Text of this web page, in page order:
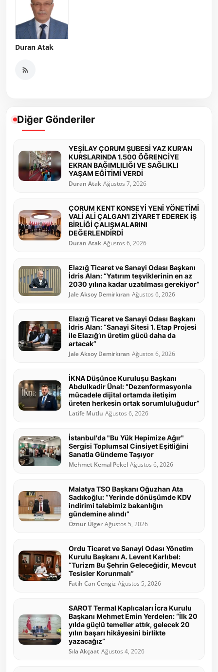
Duran Atak
Diğer Gönderiler
YEŞİLAY ÇORUM ŞUBESİ YAZ KUR'AN
KURSLARINDA 1.500 ÖĞRENCİYE
EKRAN BAĞIMLILIĞI VE SAĞLIKLI
YAŞAM EĞİTİMİ VERDİ
Duran Atak Ağustos 7, 2026
ÇORUM KENT KONSEYİ YENİ YÖNETİMİ
VALİ ALİ ÇALGAN’I ZİYARET EDEREK İŞ
BİRLİĞİ ÇALIŞMALARINI
DEĞERLENDİRDİ
Duran Atak Ağustos 6, 2026
Elazığ Ticaret ve Sanayi Odası Başkanı
İdris Alan: “Yatırım teşviklerinin en az
2030 yılına kadar uzatılması gerekiyor”
Jale Aksoy Demirkıran Ağustos 6, 2026
Elazığ Ticaret ve Sanayi Odası Başkanı
İdris Alan: “Sanayi Sitesi 1. Etap Projesi
ile Elazığ’ın üretim gücü daha da
artacak”
Jale Aksoy Demirkıran Ağustos 6, 2026
İKNA Düşünce Kuruluşu Başkanı
Abdulkadir Ünal: “Dezenformasyonla
mücadele dijital ortamda iletişim
üreten herkesin ortak sorumluluğudur”
Latife Mutlu Ağustos 6, 2026
İstanbul'da "Bu Yük Hepimize Ağır"
Sergisi Toplumsal Cinsiyet Eşitliğini
Sanatla Gündeme Taşıyor
Mehmet Kemal Pekel Ağustos 6, 2026
Malatya TSO Başkanı Oğuzhan Ata
Sadıkoğlu: “Yerinde dönüşümde KDV
indirimi talebimiz bakanlığın
gündemine alındı”
Öznur Ülger Ağustos 5, 2026
Ordu Ticaret ve Sanayi Odası Yönetim
Kurulu Başkanı A. Levent Karlıbel:
“Turizm Bu Şehrin Geleceğidir, Mevcut
Tesisler Korunmalı”
Fatih Can Cengiz Ağustos 5, 2026
SAROT Termal Kaplıcaları İcra Kurulu
Başkanı Mehmet Emin Yerdelen: “İlk 20
yılda güçlü temeller attık, gelecek 20
yılın başarı hikâyesini birlikte
yazacağız”
Sıla Akçaat Ağustos 4, 2026